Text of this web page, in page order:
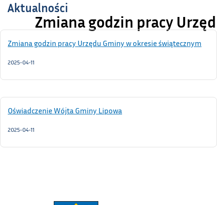
Zmiana godzin pracy
Aktualności
Zmiana godzin pracy Urzędu Gminy w okresie świątecznym
2025-04-11
Oświadczenie Wójta Gminy Lipowa
2025-04-11